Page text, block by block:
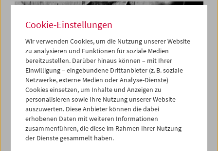
Cookie-Einstellungen
Wir verwenden Cookies, um die Nutzung unserer Website
zu analysieren und Funktionen für soziale Medien
bereitzustellen. Darüber hinaus können – mit Ihrer
Einwilligung – eingebundene Drittanbieter (z. B. soziale
Netzwerke, externe Medien oder Analyse-Dienste)
Cookies einsetzen, um Inhalte und Anzeigen zu
personalisieren sowie Ihre Nutzung unserer Website
auszuwerten. Diese Anbieter können die dabei
erhobenen Daten mit weiteren Informationen
zusammenführen, die diese im Rahmen Ihrer Nutzung
der Dienste gesammelt haben.